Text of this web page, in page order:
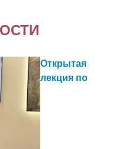
Открытая
лекция по